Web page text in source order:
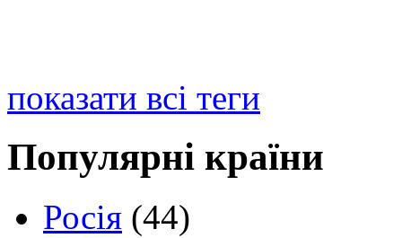
показати всі теги
Популярні країни
Росія (44)